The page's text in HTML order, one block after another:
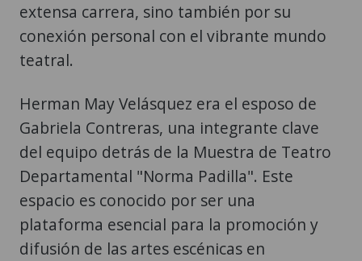
extensa carrera, sino también por su
conexión personal con el vibrante mundo
teatral.
Herman May Velásquez era el esposo de
Gabriela Contreras, una integrante clave
del equipo detrás de la Muestra de Teatro
Departamental "Norma Padilla". Este
espacio es conocido por ser una
plataforma esencial para la promoción y
difusión de las artes escénicas en